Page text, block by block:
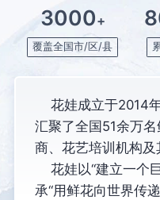
3000+
覆盖全国市/区/县
花娃成立于2014
汇聚了全国51余万
商、花艺培训机构及
花娃以“建立一个
承“用鲜花向世界传